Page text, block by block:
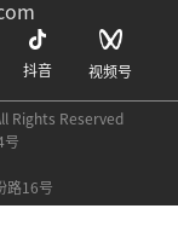
抖音 视频号
Rights Reserved
号
路16号